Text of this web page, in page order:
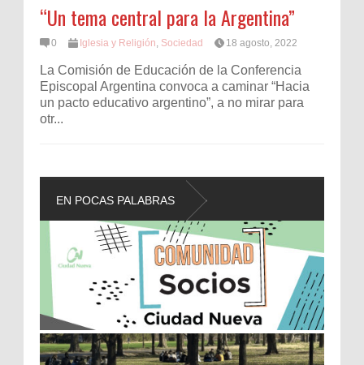
“Un tema central para la Argentina”
0 Iglesia y Religión Sociedad 18 agosto, 2022
La Comisión de Educación de la Conferencia
Episcopal Argentina convoca a caminar “Hacia
un pacto educativo argentino”, a no mirar para
otr...
EN POCAS PALABRAS